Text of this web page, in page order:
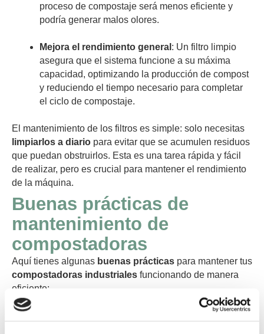
proceso de compostaje será menos eficiente y
podría generar malos olores.
Mejora el rendimiento general : Un filtro limpio
asegura que el sistema funcione a su máxima
capacidad, optimizando la producción de compost
y reduciendo el tiempo necesario para completar
el ciclo de compostaje.
El mantenimiento de los filtros es simple: solo necesitas
limpiarlos a diario para evitar que se acumulen residuos
que puedan obstruirlos. Esta es una tarea rápida y fácil
de realizar, pero es crucial para mantener el rendimiento
de la máquina.
Buenas prácticas de
mantenimiento de
compostadoras
Aquí tienes algunas buenas prácticas para mantener tus
compostadoras industriales funcionando de manera
eficiente:
mencionamos, asegúrate de que los filtros estén